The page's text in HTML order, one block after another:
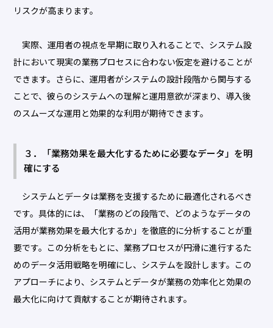
リスクが高まります。
実際、運用者の視点を早期に取り入れることで、システム設
計において現実の業務プロセスに合わない仮定を避けることが
できます。さらに、運用者がシステムの設計段階から関与する
ことで、彼らのシステムへの理解と運用意欲が深まり、導入後
のスムーズな運用と効果的な利用が期待できます。
３．「業務効果を最大化するために必要なデータ」を明
確にする
システムとデータは業務を支援するために最適化されるべき
です。具体的には、「業務のどの段階で、どのようなデータの
活用が業務効果を最大化するか」を徹底的に分析することが重
要です。この分析をもとに、業務プロセスが円滑に進行するた
めのデータ活用戦略を明確にし、システムを設計します。この
アプローチにより、システムとデータが業務の効率化と効果の
最大化に向けて貢献することが期待されます。